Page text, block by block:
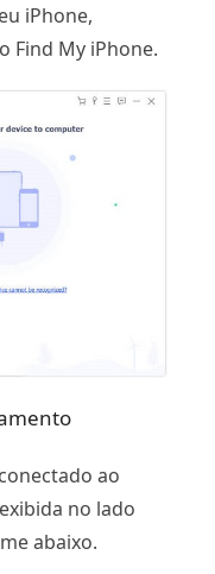
iPhone,
Find My iPhone.
ao
no lado
abaixo.